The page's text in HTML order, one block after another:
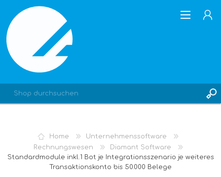
REGISTRIERUNG
ANMELDEN
Home
Unternehmenssoftware
Rechnungswesen
Diamant Software
Standardmodule inkl.1 Bot je Integrationsszenario je weiteres
Transaktionskonto bis 50.000 Belege